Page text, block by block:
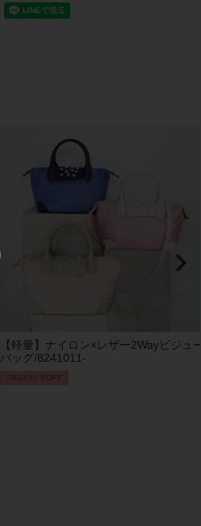
【軽量】ナイロン×レザー2Wayビジュー
バッグ/8241011-
2BUY10％OFF